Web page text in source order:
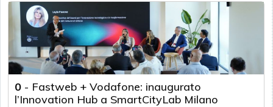
0 - Fastweb + Vodafone: inaugurato
l’Innovation Hub a SmartCityLab Milano